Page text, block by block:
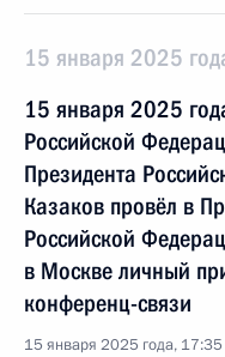
15 января 2025
15 января 2025
Российской
Президента
Казаков провёл в
Российской
в Москве личный
конференц-связи
15 января 2025 года, 17:35